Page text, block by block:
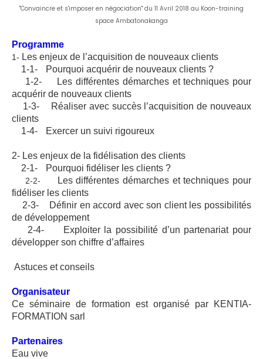
"Convaincre et s'imposer en négociation" du 11 Avril 2018 au Koon-training
space Ambatonakanga
Programme
1- Les enjeux de l’acquisition de nouveaux clients
1-1-
Pourquoi acquérir de nouveaux clients ?
1-2-
Les différentes démarches et techniques pour
acquérir de nouveaux clients
1-3-
Réaliser avec succès l’acquisition de nouveaux
clients
1-4-
Exercer un suivi rigoureux
2- Les enjeux de la fidélisation des clients
2-1-
Pourquoi fidéliser les clients ?
2-2-
Les différentes démarches et techniques pour
fidéliser les clients
2-3-
Définir en accord avec son client les possibilités
de développement
2-4-
Exploiter la possibilité d’un partenariat pour
développer son chiffre d’affaires
Astuces et conseils
Organisateur
Ce séminaire de formation est organisé par KENTIA-
FORMATION sarl
Partenaires
Eau vive